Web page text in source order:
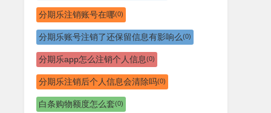
分期乐注销账号在哪(0)
分期乐账号注销了还保留信息有影响么(0)
分期乐app怎么注销个人信息(0)
分期乐注销后个人信息会清除吗(0)
白条购物额度怎么套(0)